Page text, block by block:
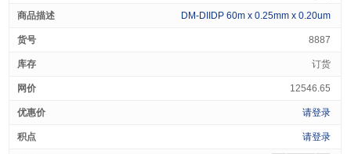
DM-DIIDP 60m x 0.25mm x 0.20um
8887
订货
12546.65
请登录
请登录